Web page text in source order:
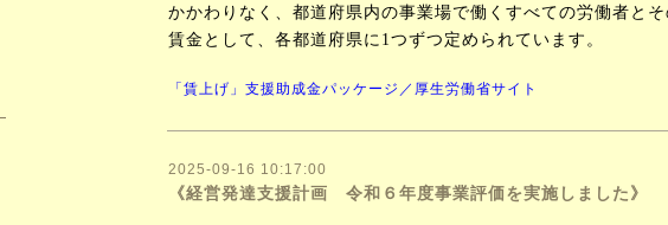
かかわりなく、都道府県内の事業場で働くすべての労働者と
賃金として、各都道府県に 1つずつ定められています。
「賃上げ」支援助成金パッケージ／厚生労働省サイト
2025-09-16 10:17:00
《経営発達支援計画 令和６年度事業評価を実施しました》